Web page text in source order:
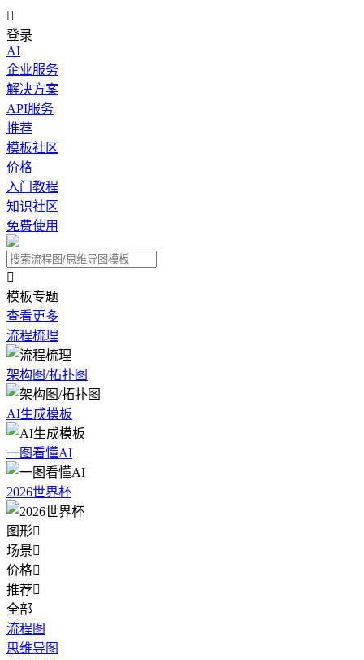

登录
AI
企业服务
解决方案
API服务
推荐
模板社区
价格
入门教程
知识社区
免费使用

模板专题
查看更多
流程梳理
架构图/拓扑图
AI生成模板
一图看懂AI
2026世界杯
图形
场景
价格
推荐
全部
流程图
思维导图